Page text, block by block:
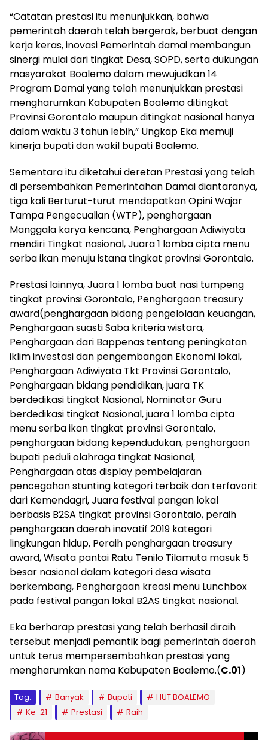
“Catatan prestasi itu menunjukkan, bahwa
pemerintah daerah telah bergerak, berbuat dengan
kerja keras, inovasi Pemerintah damai membangun
sinergi mulai dari tingkat Desa, SOPD, serta dukungan
masyarakat Boalemo dalam mewujudkan 14
Program Damai yang telah menunjukkan prestasi
mengharumkan Kabupaten Boalemo ditingkat
Provinsi Gorontalo maupun ditingkat nasional hanya
dalam waktu 3 tahun lebih,” Ungkap Eka memuji
kinerja bupati dan wakil bupati Boalemo.
Sementara itu diketahui deretan Prestasi yang telah
di persembahkan Pemerintahan Damai diantaranya,
tiga kali Berturut-turut mendapatkan Opini Wajar
Tampa Pengecualian (WTP), penghargaan
Manggala karya kencana, Penghargaan Adiwiyata
mendiri Tingkat nasional, Juara 1 lomba cipta menu
serba ikan menuju istana tingkat provinsi Gorontalo.
Prestasi lainnya, Juara 1 lomba buat nasi tumpeng
tingkat provinsi Gorontalo, Penghargaan treasury
award(penghargaan bidang pengelolaan keuangan,
Penghargaan suasti Saba kriteria wistara,
Penghargaan dari Bappenas tentang peningkatan
iklim investasi dan pengembangan Ekonomi lokal,
Penghargaan Adiwiyata Tkt Provinsi Gorontalo,
Penghargaan bidang pendidikan, juara TK
berdedikasi tingkat Nasional, Nominator Guru
berdedikasi tingkat Nasional, juara 1 lomba cipta
menu serba ikan tingkat provinsi Gorontalo,
penghargaan bidang kependudukan, penghargaan
bupati peduli olahraga tingkat Nasional,
Penghargaan atas display pembelajaran
pencegahan stunting kategori terbaik dan terfavorit
dari Kemendagri, Juara festival pangan lokal
berbasis B2SA tingkat provinsi Gorontalo, peraih
penghargaan daerah inovatif 2019 kategori
lingkungan hidup, Peraih penghargaan treasury
award, Wisata pantai Ratu Tenilo Tilamuta masuk 5
besar nasional dalam kategori desa wisata
berkembang, Penghargaan kreasi menu Lunchbox
pada festival pangan lokal B2AS tingkat nasional.
Eka berharap prestasi yang telah berhasil diraih
tersebut menjadi pemantik bagi pemerintah daerah
untuk terus mempersembahkan prestasi yang
mengharumkan nama Kabupaten Boalemo.(C.01)
Tag: Banyak Bupati
HUT BOALEMO
Ke-21
Prestasi Raih